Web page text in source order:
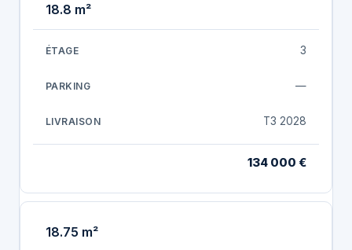
18.8 m²
3
—
T3 2028
134 000 €
18.75 m²